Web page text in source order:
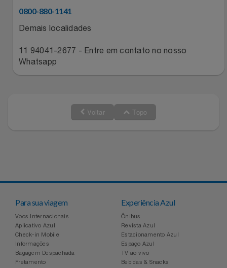
Relógios
Stanley Pmi
Top Store
0800-880-1141
Demais localidades
11 94041-2677 - Entre em contato no nosso
Whatsapp
Voltar Topo
Para sua viagem
Voos Internacionais
Aplicativo Azul
Check-in Mobile
Informações
Bagagem Despachada
Fretamento
Experiência Azul
Ônibus
Revista Azul
Estacionamento Azul
Espaço Azul
TV ao vivo
Bebidas & Snacks